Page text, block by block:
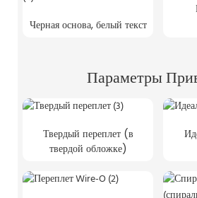
Черная основа, белый текст
Параметры
Твердый переплет (в
твердой обложке)